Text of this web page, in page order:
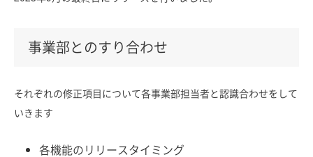
事業部とのすり合わせ
それぞれの修正項目について各事業部担当者と認識合わせをして
いきます
各機能のリリースタイミング